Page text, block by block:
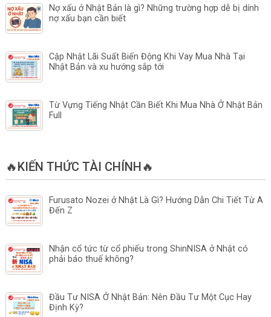
Nợ xấu ở Nhật Bản là gì? Những trường hợp dễ bị dính
nợ xấu bạn cần biết
Cập Nhật Lãi Suất Biến Động Khi Vay Mua Nhà Tại
Nhật Bản và xu hướng sắp tới
Từ Vựng Tiếng Nhật Cần Biết Khi Mua Nhà Ở Nhật Bản
Full
🔥KIẾN THỨC TÀI CHÍNH🔥
Furusato Nozei ở Nhật Là Gì? Hướng Dẫn Chi Tiết Từ A
Đến Z
Nhận cổ tức từ cổ phiếu trong ShinNISA ở Nhật có
phải báo thuế không?
Đầu Tư NISA Ở Nhật Bản: Nên Đầu Tư Một Cục Hay
Định Kỳ?